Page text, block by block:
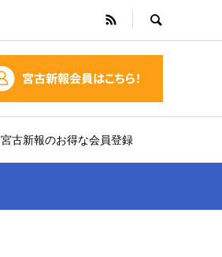
宮古新報のお得な会員登録